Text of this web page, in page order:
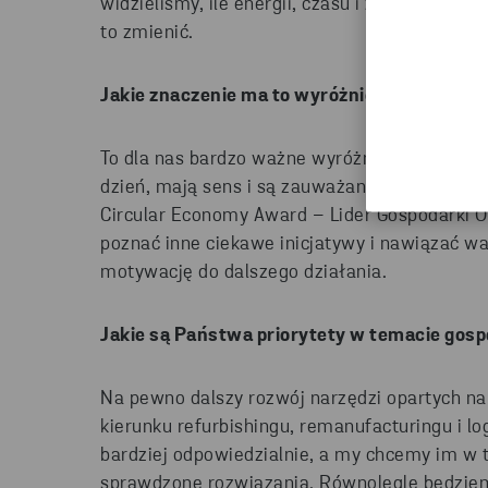
widzieliśmy, ile energii, czasu i zasobów
to zmienić.
Jakie znaczenie ma to wyróżnienie dla
To dla nas bardzo ważne wyróżnienie, bo
dzień, mają sens i są zauważane również
Circular Economy Award – Lider Gospodarki
poznać inne ciekawe inicjatywy i nawiązać
motywację do dalszego działania.
Jakie są Państwa priorytety w temacie
Na pewno dalszy rozwój narzędzi opartych
kierunku refurbishingu, remanufacturingu i
bardziej odpowiedzialnie, a my chcemy im